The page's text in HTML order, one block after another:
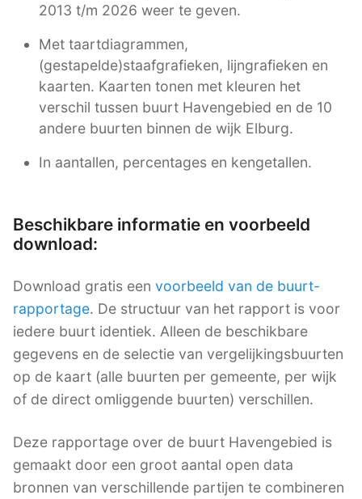
2013 t/m 2026 weer te geven.
Met taartdiagrammen,
(gestapelde)staafgrafieken, lijngrafieken en
kaarten. Kaarten tonen met kleuren het
verschil tussen buurt Havengebied en de 10
andere buurten binnen de wijk Elburg.
In aantallen, percentages en kengetallen.
Beschikbare informatie en voorbeeld
download:
Download gratis een voorbeeld van de buurt-
rapportage. De structuur van het rapport is voor
iedere buurt identiek. Alleen de beschikbare
gegevens en de selectie van vergelijkingsbuurten
op de kaart (alle buurten per gemeente, per wijk
of de direct omliggende buurten) verschillen.
Deze rapportage over de buurt Havengebied is
gemaakt door een groot aantal open data
bronnen van verschillende partijen te combineren